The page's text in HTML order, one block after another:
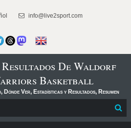
info@live2sport.com
De Waldorf
Basketball
Dónde Ver, Estadísticas y Resultados, Resumen